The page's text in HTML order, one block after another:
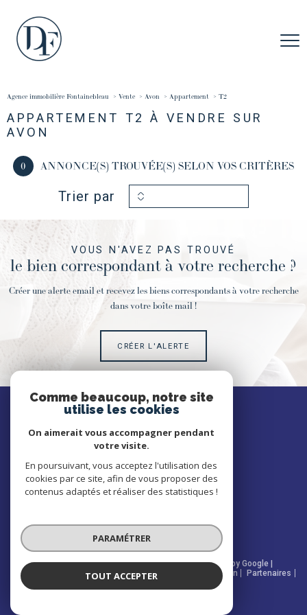
Agence immobilière Fontainebleau Vente Avon Appartement t2
APPARTEMENT T2 À VENDRE SUR
AVON
0 ANNONCE(S) TROUVÉE(S) SELON VOS CRITÈRES
Trier par
VOUS N'AVEZ PAS TROUVÉ
le bien correspondant à votre recherche ?
Créer une alerte email et recevez les biens correspondants à votre recherche
dans votre boîte mail !
CRÉER L'ALERTE
SE
ESPACE PROPRIÉTAIRE
NOUS
© 2026 | Tous droits réservés | Traduction powered by Google |
Nos honoraires
Plan du site Mentions légales Admin
Partenaires
Comme beaucoup, notre site
utilise les cookies
On aimerait vous accompagner pendant
votre visite.
En poursuivant, vous acceptez l'utilisation des
cookies par ce site, afin de vous proposer des
contenus adaptés et réaliser des statistiques !
PARAMÉTRER
TOUT ACCEPTER